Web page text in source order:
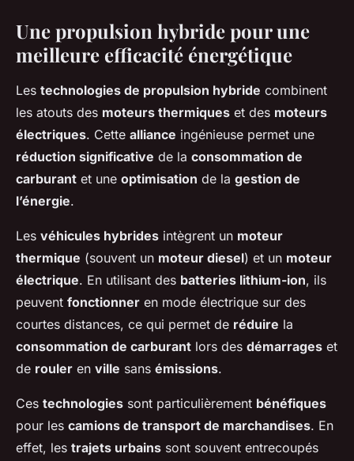
Une propulsion hybride pour une
meilleure efficacité énergétique
Les technologies de propulsion hybride combinent
les atouts des moteurs thermiques et des moteurs
électriques. Cette alliance ingénieuse permet une
réduction significative de la consommation de
carburant et une optimisation de la gestion de
l’énergie.
Les véhicules hybrides intègrent un moteur
thermique (souvent un moteur diesel) et un moteur
électrique. En utilisant des batteries lithium-ion, ils
peuvent fonctionner en mode électrique sur des
courtes distances, ce qui permet de réduire la
consommation de carburant lors des démarrages et
de rouler en ville sans émissions.
Ces technologies sont particulièrement bénéfiques
pour les camions de transport de marchandises. En
effet, les trajets urbains sont souvent entrecoupés